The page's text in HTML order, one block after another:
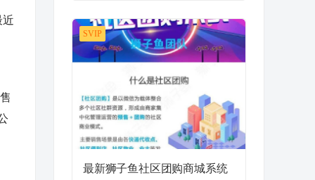
近
SVIP
最新狮子鱼社区团购商城系统